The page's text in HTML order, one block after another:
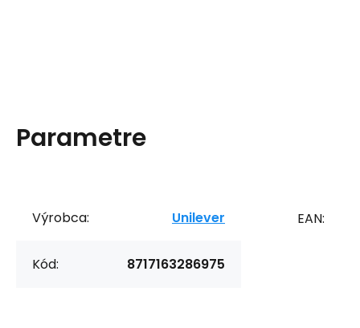
Parametre
Výrobca: Unilever
Kód: 8717163286975
EAN: